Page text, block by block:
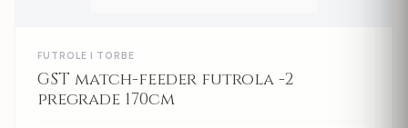
FUTROLE I TORBE
GST match-feeder futrola -2
pregrade 170cm